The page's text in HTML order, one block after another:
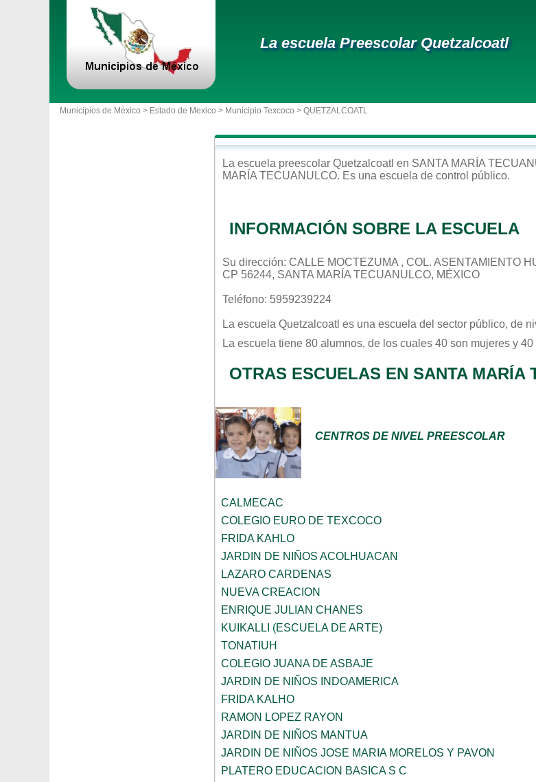
La escuela Preescolar Quetzalcoatl
Municipios de México > Estado de Mexico > Municipio Texcoco > QUETZALCOATL
La escuela preescolar Quetzalcoatl en SANTA MARÍA
MARÍA TECUANULCO. Es una escuela de control público.
INFORMACIÓN SOBRE LA ESCUELA
Su dirección: CALLE MOCTEZUMA , COL. ASENTAMIENTO
CP 56244, SANTA MARÍA TECUANULCO, MÉXICO
Teléfono: 5959239224
La escuela Quetzalcoatl es una escuela del sector público, de
La escuela tiene 80 alumnos, de los cuales 40 son mujeres y
OTRAS ESCUELAS EN SANTA MARÍA
CENTROS DE NIVEL PREESCOLAR
CALMECAC
COLEGIO EURO DE TEXCOCO
FRIDA KAHLO
JARDIN DE NIÑOS ACOLHUACAN
LAZARO CARDENAS
NUEVA CREACION
ENRIQUE JULIAN CHANES
KUIKALLI (ESCUELA DE ARTE)
TONATIUH
COLEGIO JUANA DE ASBAJE
JARDIN DE NIÑOS INDOAMERICA
FRIDA KALHO
RAMON LOPEZ RAYON
JARDIN DE NIÑOS MANTUA
JARDIN DE NIÑOS JOSE MARIA MORELOS Y PAVON
PLATERO EDUCACION BASICA S C